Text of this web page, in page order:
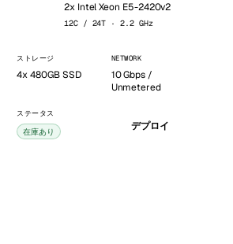
2x Intel Xeon E5-2420v2
12C / 24T · 2.2 GHz
ストレージ
4x 480GB SSD
NETWORK
10 Gbps /
Unmetered
ステータス
在庫あり デプロイ